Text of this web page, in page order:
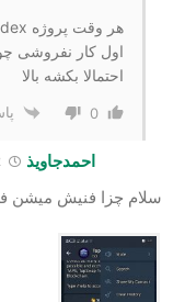
اول کار نفروشی
احتمالا بکشه بالا
0
احمدجاویذ
سلام ‌چزا فنیش میشن